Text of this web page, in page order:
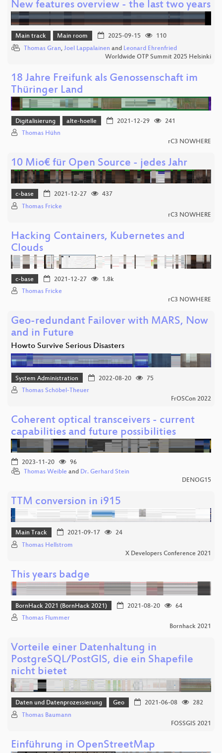
New features overview - the last two years
Main track Main room 2025-09-15
110
Thomas Gran, Joel Lappalainen and Leonard Ehrenfried
Worldwide OTP Summit 2025 Helsinki
18 Jahre Freifunk als Genossenschaft im
Thüringer Land
Digitalisierung alte-hoelle 2021-12-29
241
Thomas Hühn
rC3 NOWHERE
10 Mio€ für Open Source - jedes Jahr
c-base 2021-12-27
437
Thomas Fricke
rC3 NOWHERE
Hacking Containers, Kubernetes and
Clouds
c-base 2021-12-27
1.8k
Thomas Fricke
rC3 NOWHERE
Geo-redundant Failover with MARS, Now
and in Future
Howto Survive Serious Disasters
System Administration 2022-08-20
75
Thomas Schöbel-Theuer
FrOSCon 2022
Coherent optical transceivers - current
capabilities and future possibilities
2023-11-20
96
Thomas Weible and Dr. Gerhard Stein
DENOG15
TTM conversion in i915
Main Track 2021-09-17
24
Thomas Hellstrom
X Developers Conference 2021
This years badge
BornHack 2021 (BornHack 2021) 2021-08-20
64
Thomas Flummer
Bornhack 2021
Vorteile einer Datenhaltung in
PostgreSQL/PostGIS, die ein Shapefile
nicht bietet
Daten und Datenprozessierung Geo 2021-06-08
282
Thomas Baumann
FOSSGIS 2021
Einführung in OpenStreetMap